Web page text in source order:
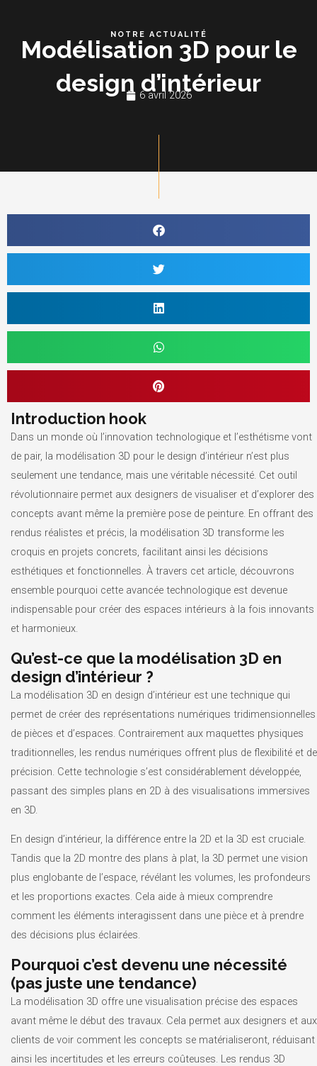
contenu
NOTRE ACTUALITÉ
Modélisation 3D pour le
design d’intérieur
6 avril 2026
Introduction hook
Dans un monde où l’innovation technologique et l’esthétisme vont
de pair, la modélisation 3D pour le design d’intérieur n’est plus
seulement une tendance, mais une véritable nécessité. Cet outil
révolutionnaire permet aux designers de visualiser et d’explorer des
concepts avant même la première pose de peinture. En offrant des
rendus réalistes et précis, la modélisation 3D transforme les
croquis en projets concrets, facilitant ainsi les décisions
esthétiques et fonctionnelles. À travers cet article, découvrons
ensemble pourquoi cette avancée technologique est devenue
indispensable pour créer des espaces intérieurs à la fois innovants
et harmonieux.
Qu’est-ce que la modélisation 3D en
design d’intérieur ?
La modélisation 3D en design d’intérieur est une technique qui
permet de créer des représentations numériques tridimensionnelles
de pièces et d’espaces. Contrairement aux maquettes physiques
traditionnelles, les rendus numériques offrent plus de flexibilité et de
précision. Cette technologie s’est considérablement développée,
passant des simples plans en 2D à des visualisations immersives
en 3D.
En design d’intérieur, la différence entre la 2D et la 3D est cruciale.
Tandis que la 2D montre des plans à plat, la 3D permet une vision
plus englobante de l’espace, révélant les volumes, les profondeurs
et les proportions exactes. Cela aide à mieux comprendre
comment les éléments interagissent dans une pièce et à prendre
des décisions plus éclairées.
Pourquoi c’est devenu une nécessité
(pas juste une tendance)
La modélisation 3D offre une visualisation précise des espaces
avant même le début des travaux. Cela permet aux designers et aux
clients de voir comment les concepts se matérialiseront, réduisant
ainsi les incertitudes et les erreurs coûteuses. Les rendus 3D